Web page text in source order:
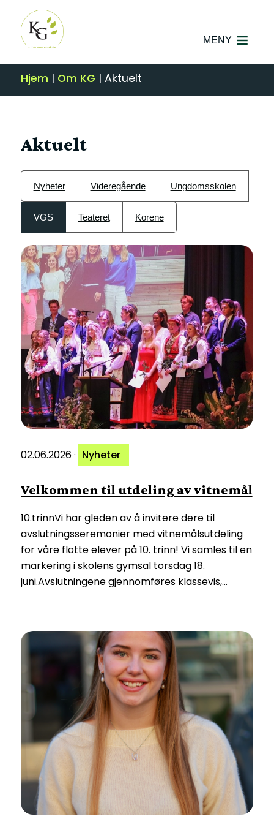
MENY
Hjem | Om KG |Aktuelt
Aktuelt
Nyheter Videregående Ungdomsskolen
VGS Teateret Korene
02.06.2026· Nyheter
Velkommen til utdeling av vitnemål
10.trinnVi har gleden av å invitere dere til
avslutningsseremonier med vitnemålsutdeling
for våre flotte elever på 10. trinn! Vi samles til en
markering i skolens gymsal torsdag 18.
juni.Avslutningene gjennomføres klassevis,…